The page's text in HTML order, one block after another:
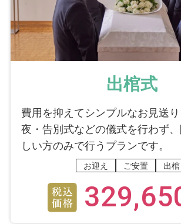
出棺式
費用を抑えてシンプルなお見送
夜・告別式などの儀式を行わず
しい方のみで行うプランです。
お迎え ご安置 出棺